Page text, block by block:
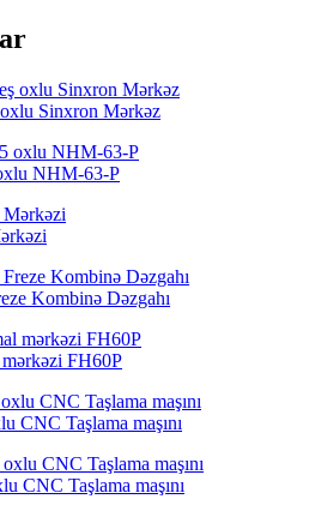
Sinxron Mərkəz
NHM-63-P
Kombinə Dəzgahı
FH60P
CNC Taşlama maşını
CNC Taşlama maşını